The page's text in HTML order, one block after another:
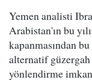
Yemen analisti
Arabistan'ın bu
kapanmasından
alternatif
yönlendirme